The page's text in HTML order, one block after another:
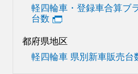
軽四輪車・登録車合算ブ
台数
都府県地区
軽四輪車 県別新車販売台